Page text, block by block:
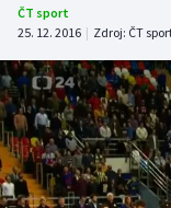
Atletika
Cyklistika
DALŠÍ SPORTY
Americký fotbal
NEPŘEHLÉDNĚTE
ČT sport
25. 12. 2016 | Zdroj: ČT